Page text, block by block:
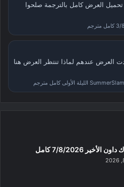
العرض كامل بالترجمة صلحوا
العرض عندهم لماذا تنتظر العرض هنا
7/8/2026 كامل